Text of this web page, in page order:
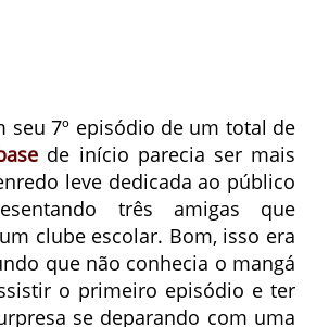
seu 7º episódio de um total de
de início parecia ser mais
leve dedicada ao público
três amigas que
clube escolar. Bom, isso era
que não conhecia o mangá
o primeiro episódio e ter
se deparando com uma